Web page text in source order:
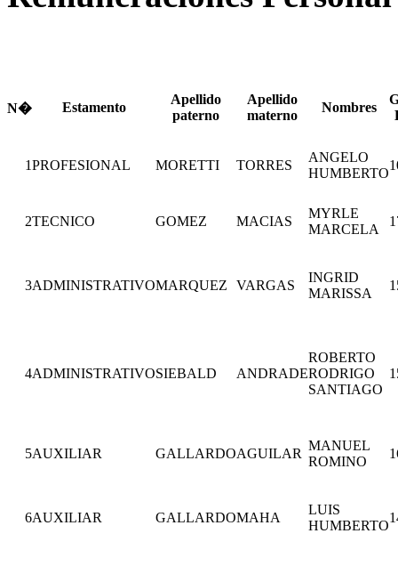
N� Estamento
Apellido
paterno
Apellido
materno
Nombres
1PROFESIONAL MORETTI TORRES
ANGELO
HUMBERTO
2TECNICO GOMEZ MACIAS
MYRLE
MARCELA
3ADMINISTRATIVOMARQUEZ VARGAS
INGRID
MARISSA
4ADMINISTRATIVOSIEBALD ANDRADE
ROBERTO
RODRIGO
SANTIAGO
5AUXILIAR GALLARDOAGUILAR
MANUEL
ROMINO
6AUXILIAR GALLARDOMAHA
LUIS
HUMBERTO